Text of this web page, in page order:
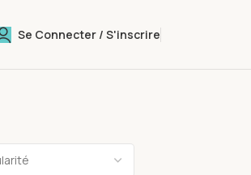
Se Connecter / S'inscrire